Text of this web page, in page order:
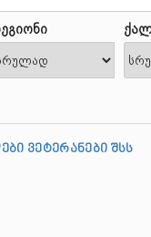
ვეტერანები შსს